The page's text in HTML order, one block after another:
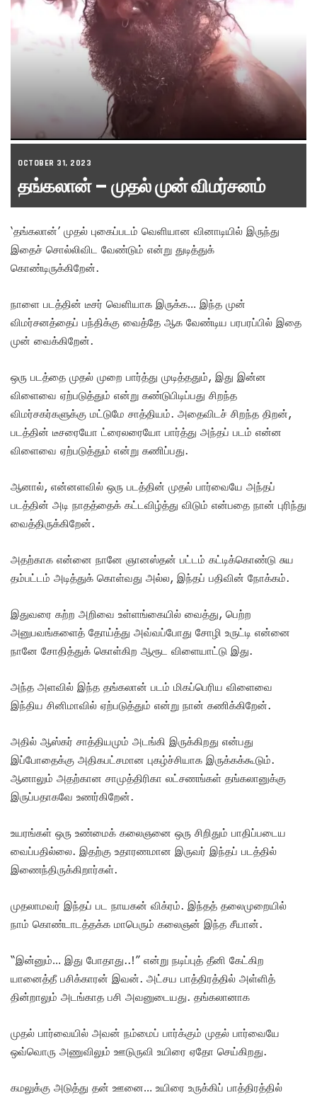
OCTOBER 31, 2023
தங்கலான் – முதல் முன் விமர்சனம்
‘தங்கலான்’ முதல் புகைப்படம் வெளியான வினாடியில் இருந்து
இதைச் சொல்லிவிட வேண்டும் என்று துடித்துக்
கொண்டிருக்கிறேன்.
நாளை படத்தின் டீசர் வெளியாக இருக்க… இந்த முன்
விமர்சனத்தைப் பந்திக்கு வைத்தே ஆக வேண்டிய பரபரப்பில் இதை
முன் வைக்கிறேன்.
ஒரு படத்தை முதல் முறை பார்த்து முடித்ததும், இது இன்ன
விளைவை ஏற்படுத்தும் என்று கண்டுபிடிப்பது சிறந்த
விமர்சகர்களுக்கு மட்டுமே சாத்தியம். அதைவிடச் சிறந்த திறன்,
படத்தின் டீசரையோ ட்ரைலரையோ பார்த்து அந்தப் படம் என்ன
விளைவை ஏற்படுத்தும் என்று கணிப்பது.
ஆனால், என்னளவில் ஒரு படத்தின் முதல் பார்வையே அந்தப்
படத்தின் அடி நாதத்தைக் கட்டவிழ்த்து விடும் என்பதை நான் புரிந்து
வைத்திருக்கிறேன்.
அதற்காக என்னை நானே ஞானஸ்தன் பட்டம் கட்டிக்கொண்டு சுய
தம்பட்டம் அடித்துக் கொள்வது அல்ல, இந்தப் பதிவின் நோக்கம்.
இதுவரை கற்ற அறிவை உள்ளங்கையில் வைத்து, பெற்ற
அனுபவங்களைத் தோய்த்து அவ்வப்போது சோழி உருட்டி என்னை
நானே சோதித்துக் கொள்கிற ஆரூட விளையாட்டு இது.
அந்த அளவில் இந்த தங்கலான் படம் மிகப்பெரிய விளைவை
இந்திய சினிமாவில் ஏற்படுத்தும் என்று நான் கணிக்கிறேன்.
அதில் ஆஸ்கர் சாத்தியமும் அடங்கி இருக்கிறது என்பது
இப்போதைக்கு அதிகபட்சமான புகழ்ச்சியாக இருக்கக்கூடும்.
ஆனாலும் அதற்கான சாமுத்திரிகா லட்சணங்கள் தங்கலானுக்கு
இருப்பதாகவே உணர்கிறேன்.
உயரங்கள் ஒரு உண்மைக் கலைஞனை ஒரு சிறிதும் பாதிப்படைய
வைப்பதில்லை. இதற்கு உதாரணமான இருவர் இந்தப் படத்தில்
இணைந்திருக்கிறார்கள்.
முதலாமவர் இந்தப் பட நாயகன் விக்ரம். இந்தத் தலைமுறையில்
நாம் கொண்டாடத்தக்க மாபெரும் கலைஞன் இந்த சீயான்.
“இன்னும்… இது போதாது..!” என்று நடிப்புத் தீனி கேட்கிற
யானைத்தீ பசிக்காரன் இவன். அட்சய பாத்திரத்தில் அள்ளித்
தின்றாலும் அடங்காத பசி அவனுடையது. தங்கலானாக
முதல் பார்வையில் அவன் நம்மைப் பார்க்கும் முதல் பார்வையே
ஒவ்வொரு அணுவிலும் ஊடுருவி உயிரை ஏதோ செய்கிறது.
கமலுக்கு அடுத்து தன் ஊனை… உயிரை உருக்கிப் பாத்திரத்தில்